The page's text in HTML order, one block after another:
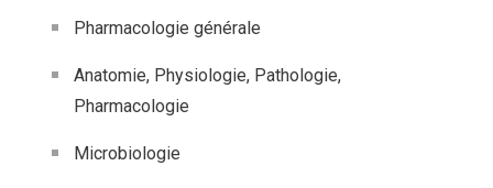
Pharmacologie générale
Anatomie, Physiologie, Pathologie,
Pharmacologie
Microbiologie